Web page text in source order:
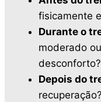
fisicamente
Durante o
moderado
desconforto?
Depois do